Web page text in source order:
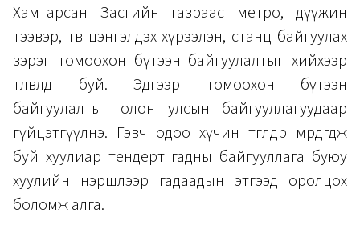
Хамтарсан Засгийн газраас метро, дүүжин
тээвэр, төв цэнгэлдэх хүрээлэн, станц байгуулах
зэрэг томоохон бүтээн байгуулалтыг хийхээр
төлөвлөөд буй. Эдгээр томоохон бүтээн
байгуулалтыг олон улсын байгууллагуудаар
гүйцэтгүүлнэ. Гэвч одоо хүчин төгөлдөр мөрдөгдөж
буй хуулиар тендерт гадны байгууллага буюу
хуулийн нэршлээр гадаадын этгээд оролцох
боломж алга.